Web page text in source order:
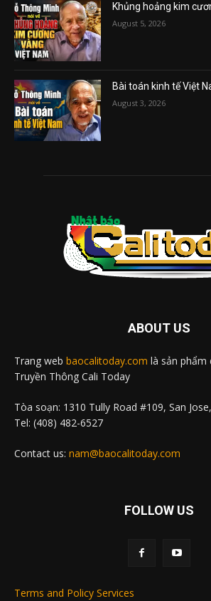
Khủng hoảng kim
August 5, 2026
Bài toán kinh tế Việt
August 3, 2026
ABOUT US
Trang web baocalitoday.com là sản phẩm
Truyền Thông Cali Today
Tòa soạn: 1310 Tully Road #109, San
Tel: (408) 482-6527
Contact us: nam@baocalitoday.com
FOLLOW US
Terms and Policy Services